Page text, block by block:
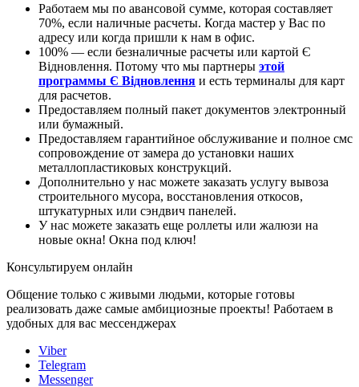
Работаем мы по авансовой сумме, которая составляет
70%, если наличные расчеты. Когда мастер у Вас по
адресу или когда пришли к нам в офис.
100% — если безналичные расчеты или картой Є
Відновлення. Потому что мы партнеры этой
программы Є Відновлення и есть терминалы для карт
для расчетов.
Предоставляем полный пакет документов электронный
или бумажный.
Предоставляем гарантийное обслуживание и полное смс
сопровождение от замера до установки наших
металлопластиковых конструкций.
Дополнительно у нас можете заказать услугу вывоза
строительного мусора, восстановления откосов,
штукатурных или сэндвич панелей.
У нас можете заказать еще роллеты или жалюзи на
новые окна! Окна под ключ!
Консультируем онлайн
Общение только с живыми людьми, которые готовы
реализовать даже самые амбициозные проекты! Работаем в
удобных для вас мессенджерах
Viber
Telegram
Messenger